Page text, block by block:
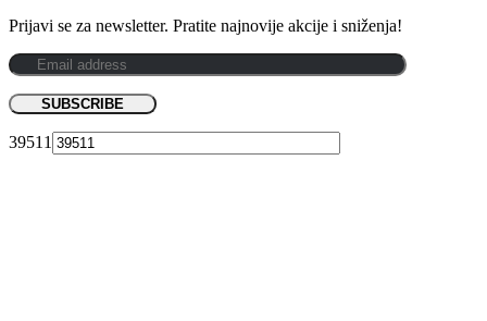
Prijavi se za newsletter. Pratite najnovije akcije i sniženja!
39511